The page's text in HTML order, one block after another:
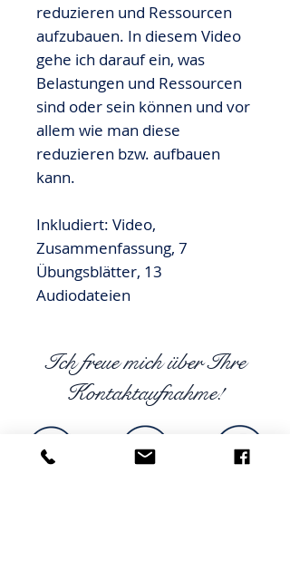
reduzieren und Ressourcen
aufzubauen. In diesem Video
gehe ich darauf ein, was
Belastungen und Ressourcen
sind oder sein können und vor
allem wie man diese
reduzieren bzw. aufbauen
kann.
Inkludiert: Video,
Zusammenfassung, 7
Übungsblätter, 13
Audiodateien
Ich freue mich über Ihre
Kontaktaufnahme!